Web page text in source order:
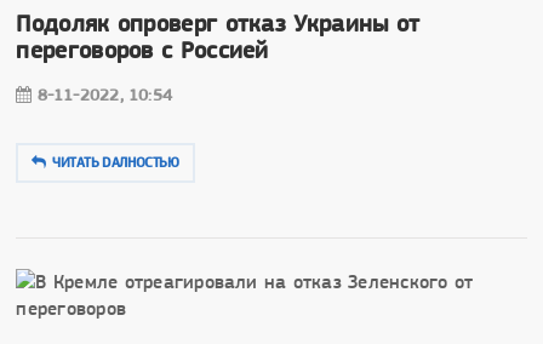
Подоляк опроверг отказ Украины от
переговоров с Россией
8-11-2022, 10:54
ЧИТАТЬ DAЛНОСТЬЮ